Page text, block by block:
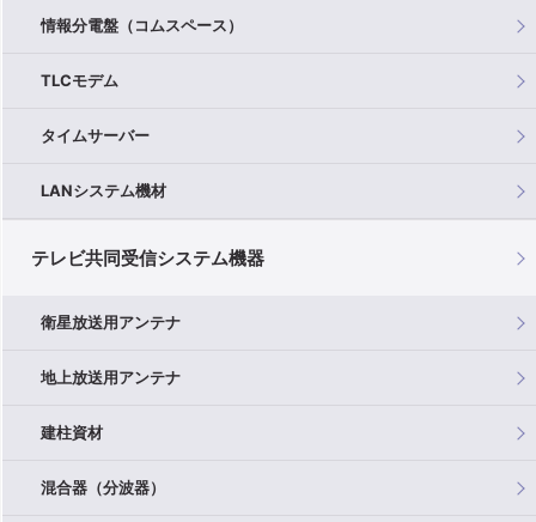
情報分電盤（コムスペース）
TLCモデム
タイムサーバー
LANシステム機材
テレビ共同受信システム機器
衛星放送用アンテナ
地上放送用アンテナ
建柱資材
混合器（分波器）